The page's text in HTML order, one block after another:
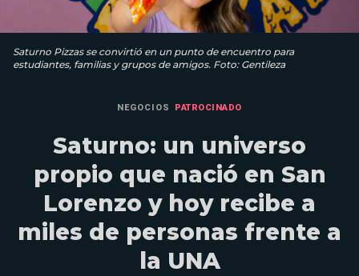
Saturno Pizzas se convirtió en un punto de encuentro para
estudiantes, familias y grupos de amigos. Foto: Gentileza
NEGOCIOS PATROCINADO
Saturno: un universo
propio que nació en San
Lorenzo y hoy recibe a
miles de personas frente a
la UNA